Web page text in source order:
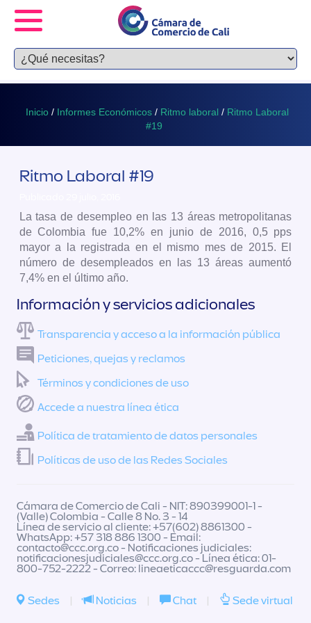
Inicio / Informes Económicos / Ritmo laboral / Ritmo Laboral
#19
Ritmo Laboral #19
La tasa de desempleo en las 13 áreas metropolitanas
de Colombia fue 10,2% en junio de 2016, 0,5 pps
mayor a la registrada en el mismo mes de 2015. El
número de desempleados en las 13 áreas aumentó
7,4% en el último año.
Información y servicios adicionales
Transparencia y acceso a la información pública
Peticiones, quejas y reclamos
Términos y condiciones de uso
Accede a nuestra línea ética
Política de tratamiento de datos personales
Políticas de uso de las Redes Sociales
Cámara de Comercio de Cali - NIT: 890399001-1 -
(Valle) Colombia - Calle 8 No. 3 - 14
Línea de servicio al cliente: +57(602) 8861300 -
WhatsApp: +57 318 886 1300 - Email:
contacto@ccc.org.co- Notificaciones judiciales:
notificacionesjudiciales@ccc.org.co- Línea ética: 01-
800-752-2222 - Correo: lineaeticaccc@resguarda.com
Sedes | Noticias | Chat | Sede virtual